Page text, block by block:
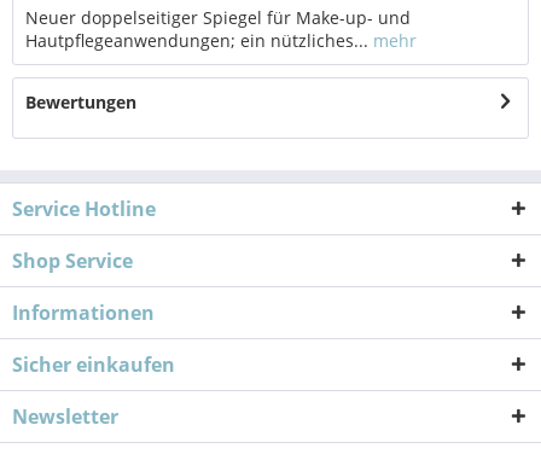
Neuer doppelseitiger Spiegel für Make-up- und
Hautpflegeanwendungen; ein nützliches... mehr
Bewertungen
Service Hotline
Shop Service
Informationen
Sicher einkaufen
Newsletter